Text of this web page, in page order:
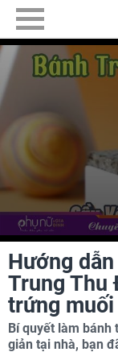
Hướng
Trung Thu
trứng
Bí quyết làm bánh
giản tại nhà, bạn